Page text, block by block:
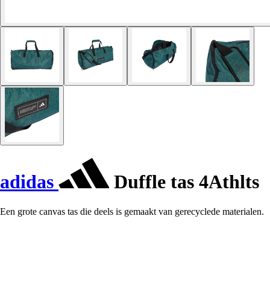
adidas Duffle tas 4Athlts
Een grote canvas tas die deels is gemaakt van gerecyclede materialen.